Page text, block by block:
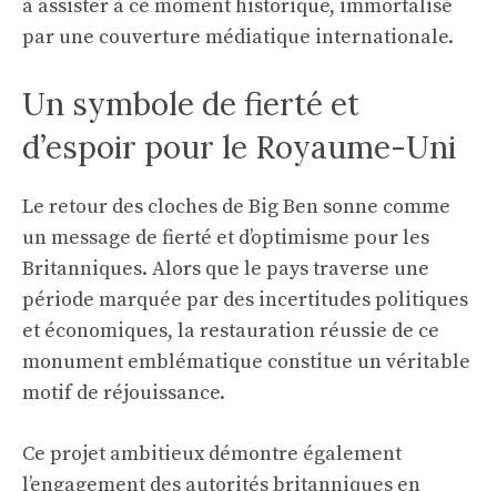
à assister à ce moment historique, immortalisé
par une couverture médiatique internationale.
Un symbole de fierté et
d’espoir pour le Royaume-Uni
Le retour des cloches de Big Ben sonne comme
un message de fierté et d’optimisme pour les
Britanniques. Alors que le pays traverse une
période marquée par des incertitudes politiques
et économiques, la restauration réussie de ce
monument emblématique constitue un véritable
motif de réjouissance.
Ce projet ambitieux démontre également
l’engagement des autorités britanniques en